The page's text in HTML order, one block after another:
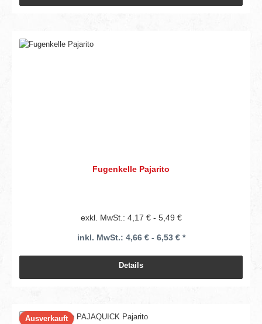
Fugenkelle Pajarito
exkl. MwSt.: 4,17 € - 5,49 €
inkl. MwSt.: 4,66 € - 6,53 € *
Details
Ausverkauft